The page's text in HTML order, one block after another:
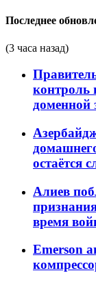
Последнее
(3 часа назад)
контроль
доменной
остаётся
Алиев
время
Emerson